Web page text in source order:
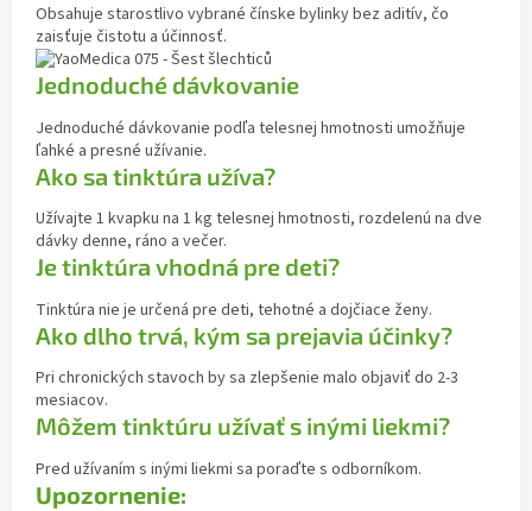
Obsahuje starostlivo vybrané čínske bylinky bez aditív, čo
zaisťuje čistotu a účinnosť.
Jednoduché dávkovanie
Jednoduché dávkovanie podľa telesnej hmotnosti umožňuje
ľahké a presné užívanie.
Ako sa tinktúra užíva?
Užívajte 1 kvapku na 1 kg telesnej hmotnosti, rozdelenú na dve
dávky denne, ráno a večer.
Je tinktúra vhodná pre deti?
Tinktúra nie je určená pre deti, tehotné a dojčiace ženy.
Ako dlho trvá, kým sa prejavia účinky?
Pri chronických stavoch by sa zlepšenie malo objaviť do 2-3
mesiacov.
Môžem tinktúru užívať s inými liekmi?
Pred užívaním s inými liekmi sa poraďte s odborníkom.
Upozornenie: